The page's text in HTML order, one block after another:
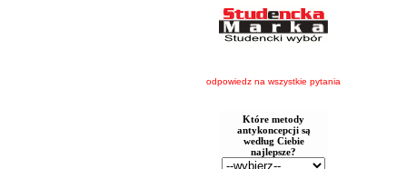
odpowiedz na wszystkie pytania